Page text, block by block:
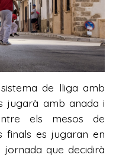
de lliga amb
jugarà amb anada i
els mesos de
finals es jugaran en
jornada que decidirà